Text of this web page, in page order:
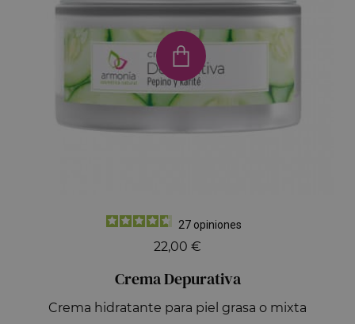
27 opiniones
22,00 €
Crema Depurativa
Crema hidratante para piel grasa o mixta